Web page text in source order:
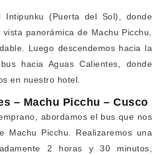
(Puerta del Sol), donde
panorámica de Machu Picchu,
Luego descendemos hacia la
hacia Aguas Calientes, donde
en nuestro hotel.
– Machu Picchu – Cusco
abordamos el bus que nos
Machu Picchu. Realizaremos una
2 horas y 30 minutos,